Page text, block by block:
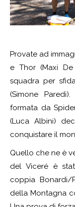
Provate ad
e Thor (Maxi
squadra per
(Simone
formata da
(Luca Albini)
conquistare il
Quello che ne è
del Viceré è
coppia Bonardi/
della Montagna